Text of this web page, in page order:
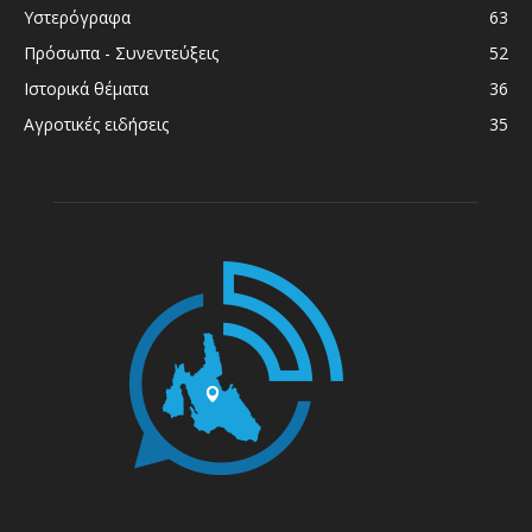
Υστερόγραφα
63
Πρόσωπα - Συνεντεύξεις
52
Ιστορικά θέματα
36
Αγροτικές ειδήσεις
35